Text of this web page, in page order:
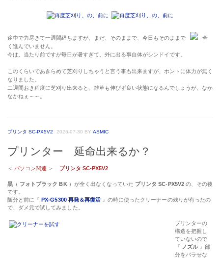
途中で力尽きて一週間経ちますが、まだ、そのままで、今日もそのままで
全
く進んでいません。
今は、当たり前ですが毎日が暑すぎて、外に出る事自体がシンドイです。
このくらいであきらめて芝刈りしちゃうと言う事も出来ますが、ホントに体力が無く
なりました。
二週間おき程度に芝刈り出来ると、雑草も伸びず良い状態になるんでしょうが、なか
なかねぇ～～。
プリンタ SC-PX5V2 2026-07-30 BYASMIC
プリンター 延命出来るか？
＜ パソコン関連 ＞ プリンタ SC-PX5V2
黒 （ フォトブラック BK）が全く出なくなっていた プリンタ SC-PX5V2の、その後
です。
随分と前に『PX-G5300 再発＆再復活』の時に使ったクリーナーの残りが有ったの
で、ダメ元で試してみました。
プリンターの
構造を把握し
ていないので
『 ノズル』部
分をバラせな